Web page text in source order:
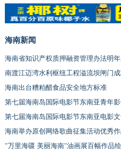
海南新闻
海南省知识产权质押融资管理办法明
南渡江迈湾水利枢纽工程溢流坝闸门
海南出台糟粕醋食品安全地方标准
第七届海南岛国际电影节东南亚青年
第七届海南岛国际电影节东南亚电影
海南举办原创网络歌曲征集活动优秀
"万里海疆 美丽海南"油画展百幅作品